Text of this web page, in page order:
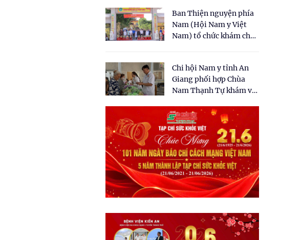
Ban Thiện nguyện phía
Nam (Hội Nam y Việt
Nam) tổ chức khám chữa
dân tại xã Tân Tập
Chi hội Nam y tỉnh An
Giang phối hợp Chùa
Nam Thạnh Tự khám và
nhân dân